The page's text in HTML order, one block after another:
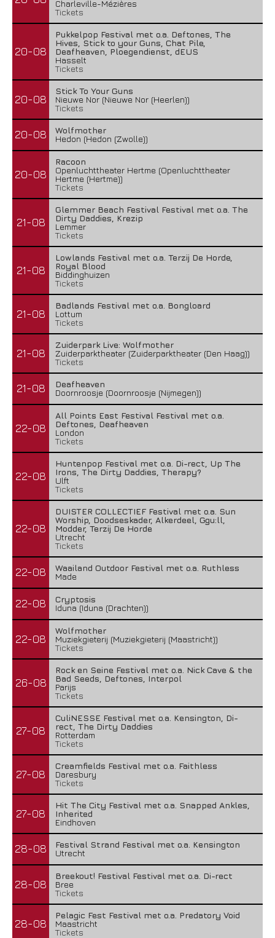
Charleville-Mézières
Tickets
20-08
Pukkelpop Festival met o.a. Deftones, The
Hives, Stick to your Guns, Chat Pile,
Deafheaven, Ploegendienst, dEUS
Hasselt
Tickets
20-08
Stick To Your Guns
Nieuwe Nor (Nieuwe Nor (Heerlen))
Tickets
20-08
Wolfmother
Hedon (Hedon (Zwolle))
20-08
Racoon
Openluchttheater Hertme (Openluchttheater
Hertme (Hertme))
Tickets
21-08
Glemmer Beach Festival Festival met o.a. The
Dirty Daddies, Krezip
Lemmer
Tickets
21-08
Lowlands Festival met o.a. Terzij De Horde,
Royal Blood
Biddinghuizen
Tickets
21-08
Badlands Festival met o.a. Bongloard
Lottum
Tickets
21-08
Zuiderpark Live: Wolfmother
Zuiderparktheater (Zuiderparktheater (Den Haag))
Tickets
21-08
Deafheaven
Doornroosje (Doornroosje (Nijmegen))
22-08
All Points East Festival Festival met o.a.
Deftones, Deafheaven
London
Tickets
22-08
Huntenpop Festival met o.a. Di-rect, Up The
Irons, The Dirty Daddies, Therapy?
Ulft
Tickets
22-08
DUISTER COLLECTIEF Festival met o.a. Sun
Worship, Doodseskader, Alkerdeel, Ggu:ll,
Modder, Terzij De Horde
Utrecht
Tickets
22-08
Waailand Outdoor Festival met o.a. Ruthless
Made
22-08
Cryptosis
Iduna (Iduna (Drachten))
22-08
Wolfmother
Muziekgieterij (Muziekgieterij (Maastricht))
Tickets
26-08
Rock en Seine Festival met o.a. Nick Cave & the
Bad Seeds, Deftones, Interpol
Parijs
Tickets
27-08
CuliNESSE Festival met o.a. Kensington, Di-
rect, The Dirty Daddies
Rotterdam
Tickets
27-08
Creamfields Festival met o.a. Faithless
Daresbury
Tickets
27-08
Hit The City Festival met o.a. Snapped Ankles,
Inherited
Eindhoven
28-08
Festival Strand Festival met o.a. Kensington
Utrecht
28-08
Breekout! Festival Festival met o.a. Di-rect
Bree
Tickets
28-08
Pelagic Fest Festival met o.a. Predatory Void
Maastricht
Tickets